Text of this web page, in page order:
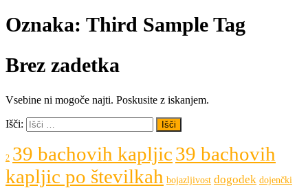
Oznaka: Third Sample Tag
Brez zadetka
Vsebine ni mogoče najti. Poskusite z iskanjem.
Išči:
2 39 bachovih kapljic39 bachovih
kapljic po številkah bojazljivost dogodek dojenčki